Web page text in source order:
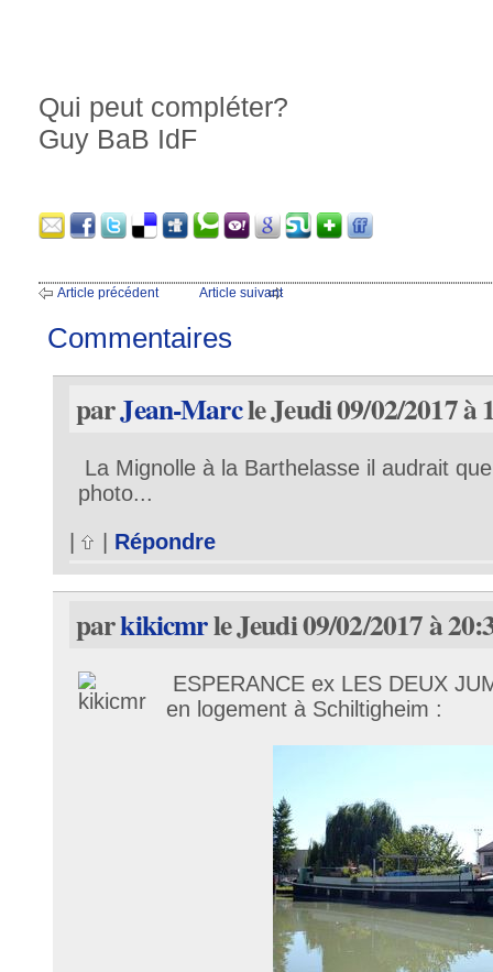
Qui peut compléter?
Guy BaB IdF
Article précédent Article suivant
Commentaires
parJean-Marcle Jeudi 09/02/2017 à
La Mignolle à la Barthelasse il audrait
photo...
Répondre
parkikicmrle Jeudi 09/02/2017 à
ESPERANCE ex LES DEUX
en logement à Schiltigheim :